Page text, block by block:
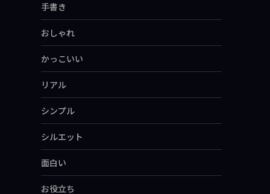
手書き
おしゃれ
かっこいい
リアル
シンプル
シルエット
面白い
お役立ち